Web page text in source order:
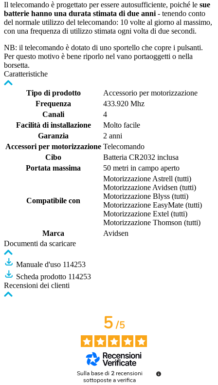
Il telecomando è progettato per essere autosufficiente, poiché le sue
batterie hanno una durata stimata di due anni - tenendo conto
del normale utilizzo del telecomando: 10 volte al giorno al massimo,
con una frequenza di utilizzo stimata ogni volta di due secondi.
NB: il telecomando è dotato di uno sportello che copre i pulsanti.
Per questo motivo è bene riporlo nel vano portaoggetti o nella
borsetta.
Caratteristiche
Tipo di prodotto
Accessorio per motorizzazione
Frequenza
433.920 Mhz
Canali
4
Facilità di installazione
Molto facile
Garanzia
2 anni
Accessori per motorizzazione Telecomando
Cibo
Batteria CR2032 inclusa
Portata massima
50 metri in campo aperto
Compatibile con
Motorizzazione Astrell (tutti)
Motorizzazione Avidsen (tutti)
Motorizzazione Blyss (tutti)
Motorizzazione EasyMate (tutti)
Motorizzazione Extel (tutti)
Motorizzazione Thomson (tutti)
Marca
Avidsen
Documenti da scaricare
Manuale d'uso 114253
Scheda prodotto 114253
Recensioni dei clienti
5/5
Sulla base di 2 recensioni
sottoposte a verifica